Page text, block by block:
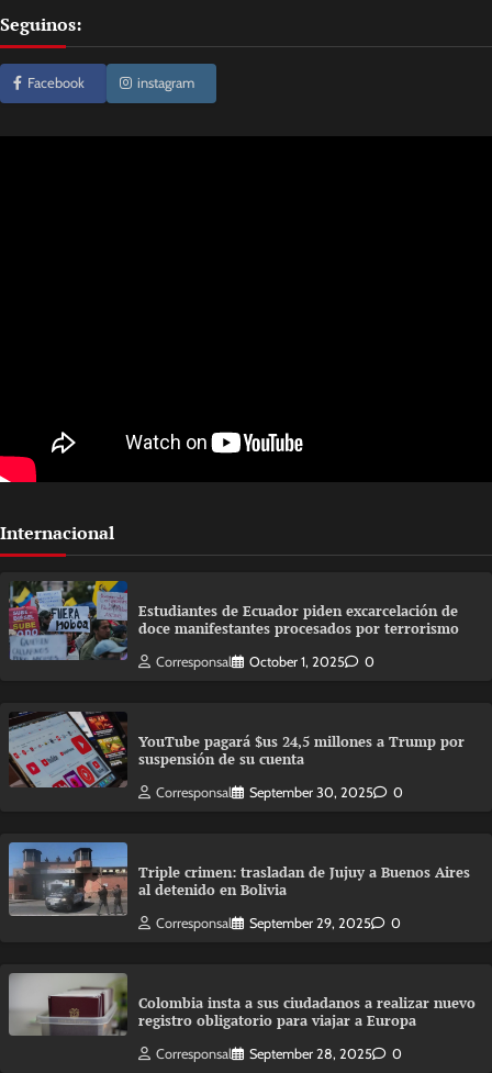
Seguinos:
Facebook instagram
Internacional
Estudiantes de Ecuador piden excarcelación de
doce manifestantes procesados por terrorismo
Corresponsal October 1, 2025 0
YouTube pagará $us 24,5 millones a Trump por
suspensión de su cuenta
Corresponsal September 30, 2025 0
Triple crimen: trasladan de Jujuy a Buenos Aires
al detenido en Bolivia
Corresponsal September 29, 2025 0
Colombia insta a sus ciudadanos a realizar nuevo
registro obligatorio para viajar a Europa
Corresponsal September 28, 2025 0